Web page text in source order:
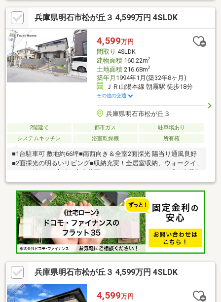
兵庫県明石市松が丘３ 4,599万円 4SLDK
4,599万円
間取り 4SLDK
建物面積160.22m2
土地面積216.68m2
築年月 1994年1月(築32年8ヶ月)
ＪＲ山陽本線 朝霧駅 徒歩18分
その他の交通
兵庫県明石市松が丘３
2階建て 都市ガス
駐車場あり
システムキッチン
浴室乾燥機 所有権
■1台駐車可 敷地約66坪■南西向き＆全室2面採光 陽当り通風良好
■2面採光の明るいリビング■収納充実！全居室収納、ウォークイ
が乾きやすい南西向きバルコニー■前道幅約6mで駐車しやすい■
小・中学校、スーパー、病院が徒歩10分圏内〈令和7年11月リフ
ォーム内容〉・システムキッチン新調・洗面化粧台新調・ユニッ
トバス新調・トイレ新調・クロス・フローリング貼替・建具新調
などお家探しは、『物件掲載数No.1』のトラストホームにお任せ
ください！ 0120-39-7710
兵庫県明石市松が丘３ 4,599万円 4SLDK
4,599万円